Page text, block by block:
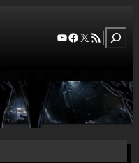
YouTube
Facebook
X RSS Feed